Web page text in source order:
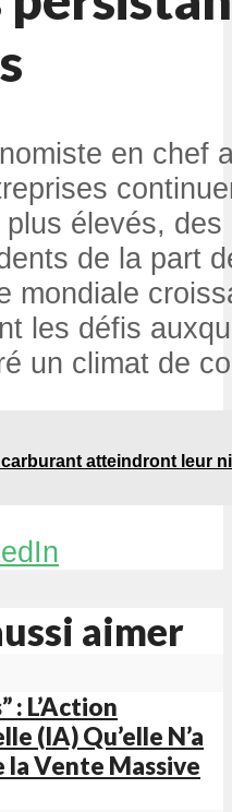
en chef
plus élevés,
de la part
mondiale
les défis
un climat de
atteindront leur
aimer
: L’Action
(IA) Qu’elle N’a
la Vente Massive